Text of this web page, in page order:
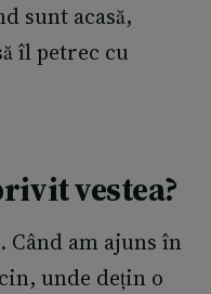
sunt acasă,
îl petrec cu
vestea?
Când am ajuns în
unde dețin o